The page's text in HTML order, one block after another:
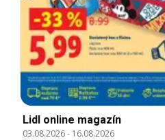
Lidl online magazín
03.08.2026- 16.08.2026